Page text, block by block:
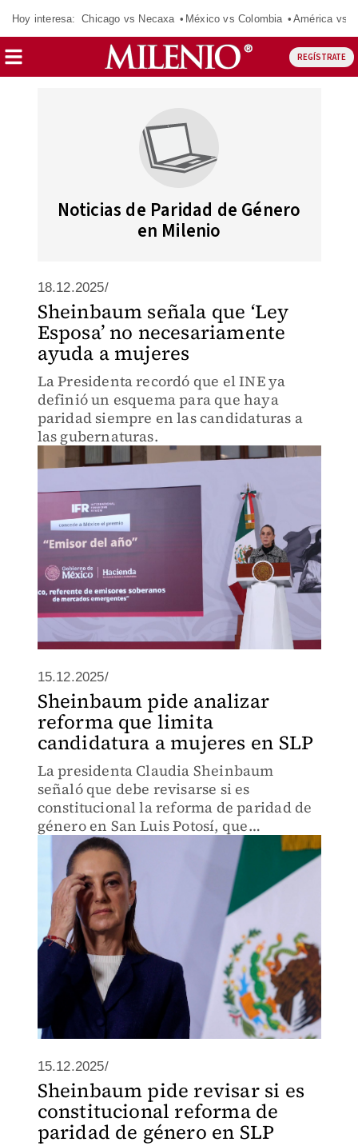
Hoy interesa: Chicago vs Necaxa México vs Colombia América vs
REGÍSTRATE
Noticias de Paridad de Género
en Milenio
18.12.2025/
Sheinbaum señala que ‘Ley
Esposa’ no necesariamente
ayuda a mujeres
La Presidenta recordó que el INE ya
definió un esquema para que haya
paridad siempre en las candidaturas a
las gubernaturas.
15.12.2025/
Sheinbaum pide analizar
reforma que limita
candidatura a mujeres en SLP
La presidenta Claudia Sheinbaum
señaló que debe revisarse si es
constitucional la reforma de paridad de
género en San Luis Potosí, que
permitiría sólo a mujeres competir por
la gubernatura en 2027.
15.12.2025/
Sheinbaum pide revisar si es
constitucional reforma de
paridad de género en SLP